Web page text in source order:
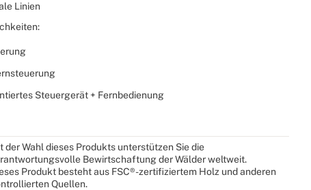
Linien
Steuergerät + Fernbedienung
der Wahl dieses Produkts unterstützen Sie die
Bewirtschaftung der Wälder weltweit.
Produkt besteht aus FSC®-zertifiziertem Holz und anderen
Quellen.